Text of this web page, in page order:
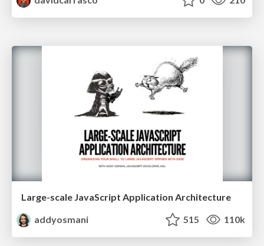
Large-scale JavaScript Application Architecture
addyosmani
515 110k